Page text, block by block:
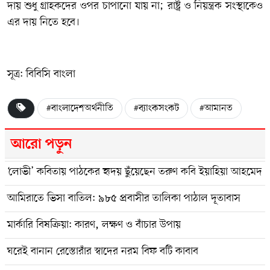
দায় শুধু গ্রাহকদের ওপর চাপানো যায় না; রাষ্ট্র ও নিয়ন্ত্রক সংস্থাকেও
এর দায় নিতে হবে।
সূত্র: বিবিসি বাংলা
#বাংলাদেশঅর্থনীতি #ব্যাংকসংকট #আমানত
আরো পড়ুন
‘লোভী’ কবিতায় পাঠকের হৃদয় ছুঁয়েছেন তরুণ কবি ইয়াহিয়া আহমেদ
আমিরাতে ভিসা বাতিল: ৯৮৫ প্রবাসীর তালিকা পাঠাল দূতাবাস
মার্কারি বিষক্রিয়া: কারণ, লক্ষণ ও বাঁচার উপায়
ঘরেই বানান রেস্তোরাঁর স্বাদের নরম বিফ বটি কাবাব